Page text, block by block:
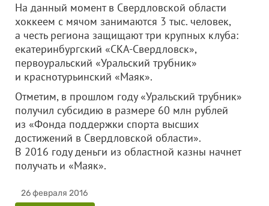
На данный момент в Свердловской области
хоккеем с мячом занимаются 3 тыс. человек,
а честь региона защищают три крупных клуба:
екатеринбургский «СКА-Свердловск»,
первоуральский «Уральский трубник»
и краснотурьинский «Маяк».
Отметим, в прошлом году «Уральский трубник»
получил субсидию в размере 60 млн рублей
из «Фонда поддержки спорта высших
достижений в Свердловской области».
В 2016 году деньги из областной казны начнет
получать и «Маяк».
26 февраля 2016